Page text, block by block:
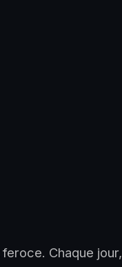
Chaque jour,